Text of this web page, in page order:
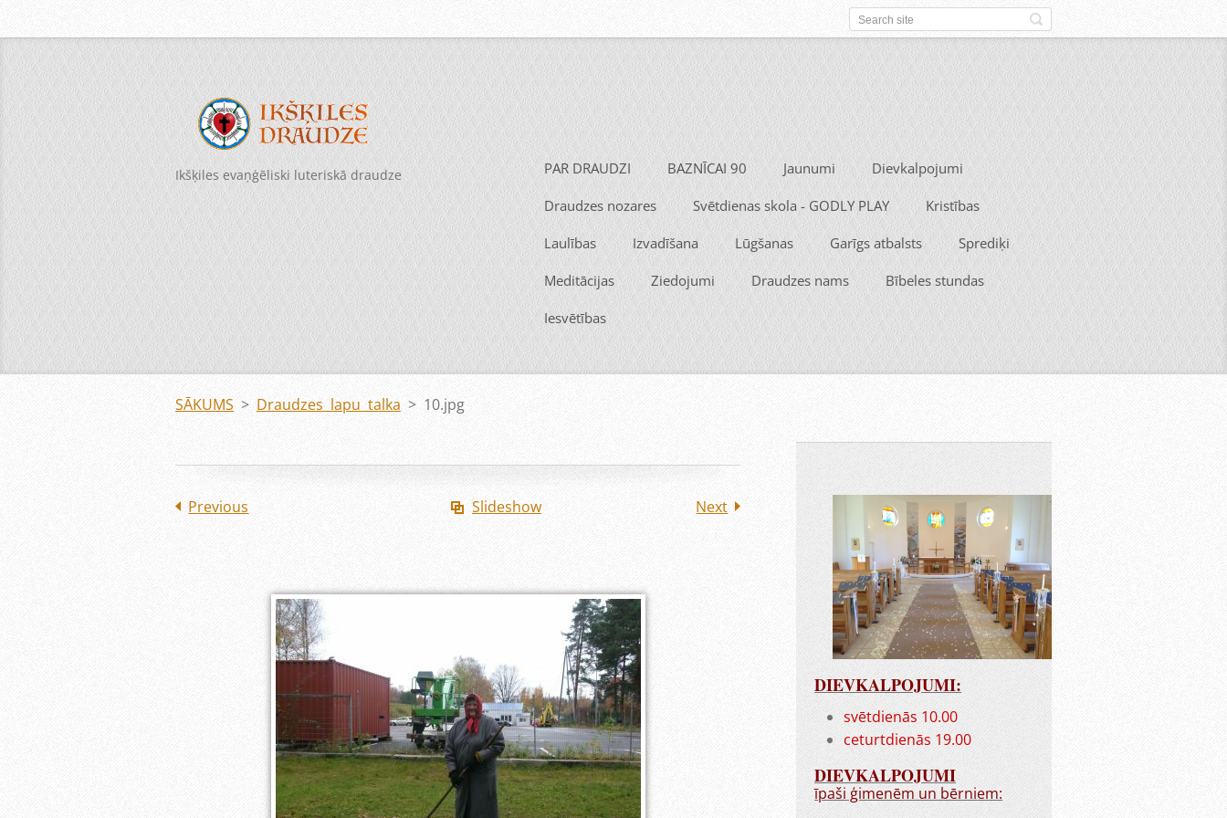
Ikšķiles evaņģēliski luteriskā draudze PAR DRAUDZI BAZNĪCAI 90 Jaunumi Dievkalpojumi
Draudzes nozares Svētdienas skola - GODLY PLAY Kristības
Laulības Izvadīšana Lūgšanas Garīgs atbalsts Sprediķi
Meditācijas Ziedojumi Draudzes nams Bībeles stundas
Iesvētības
SĀKUMS > Draudzes lapu talka > 10.jpg
Previous Slideshow Next
DIEVKALPOJUMI:
svētdienās 10.00
ceturtdienās 19.00
DIEVKALPOJUMI
īpaši ģimenēm un bērniem: